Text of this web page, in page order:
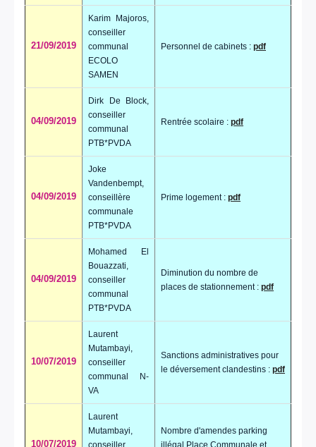
21/09/2019
Karim Majoros,
conseiller
communal
ECOLO
SAMEN
Personnel de cabinets : pdf
04/09/2019
Dirk De Block,
conseiller
communal
PTB*PVDA
Rentrée scolaire : pdf
04/09/2019
Joke
Vandenbempt,
conseillère
communale
PTB*PVDA
Prime logement : pdf
04/09/2019
Mohamed El
Bouazzati,
conseiller
communal
PTB*PVDA
Diminution du nombre de
places de stationnement : pdf
10/07/2019
Laurent
Mutambayi,
conseiller
communal N-
VA
Sanctions administratives pour
le déversement clandestins : pdf
10/07/2019
Laurent
Mutambayi,
conseiller
Nombre d'amendes parking
illégal Place Communale et